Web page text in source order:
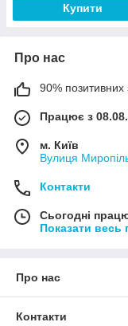
Купити
Про нас
90% позитивних
Працює з
м. Київ
Вулиця
Контакти
Сьогодні
Показати весь
Про нас
Контакти